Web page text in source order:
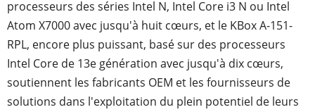
processeurs des séries Intel N, Intel Core i3 N ou Intel
Atom X7000 avec jusqu'à huit cœurs, et le KBox A-151-
RPL, encore plus puissant, basé sur des processeurs
Intel Core de 13e génération avec jusqu'à dix cœurs,
soutiennent les fabricants OEM et les fournisseurs de
solutions dans l'exploitation du plein potentiel de leurs